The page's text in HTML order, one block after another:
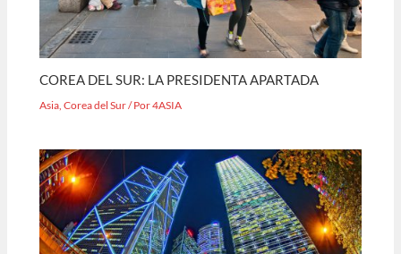
COREA DEL SUR: LA PRESIDENTA APARTADA
Asia,Corea del Sur/ Por4ASIA